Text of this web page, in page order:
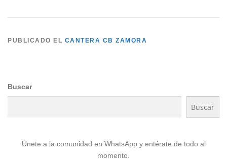
PUBLICADO EL CANTERA CB ZAMORA
Buscar
Buscar
Únete a la comunidad en WhatsApp y entérate de todo al
momento.